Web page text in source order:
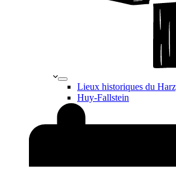
Lieux historiques du
Huy-Fallstein